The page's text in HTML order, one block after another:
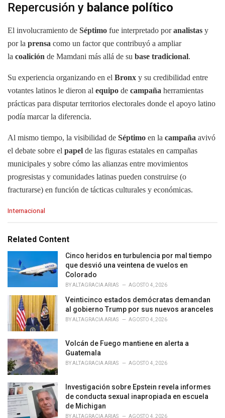
Repercusión y balance político
El involucramiento de Séptimo fue interpretado poranalistas y
por la prensa como un factor que contribuyó a ampliar
la coalición de Mamdani más allá de su base tradicional.
Su experiencia organizando en el Bronx y su credibilidad entre
votantes latinos le dieron al equipo de campaña herramientas
prácticas para disputar territorios electorales donde el apoyo latino
podía marcar la diferencia.
Al mismo tiempo, la visibilidad de Séptimo en la campaña avivó
el debate sobre el papel de las figuras estatales en campañas
municipales y sobre cómo las alianzas entre movimientos
progresistas y comunidades latinas pueden construirse (o
fracturarse) en función de tácticas culturales y económicas.
C
e
i
Internacional
Related Content
Cinco heridos en turbulencia por mal tiempo
que desvió una veintena de vuelos en
Colorado
BYALTAGRACIA ARIAS AGOSTO 4, 2026
Veinticinco estados demócratas demandan
al gobierno Trump por sus nuevos aranceles
BYALTAGRACIA ARIAS AGOSTO 4, 2026
Volcán de Fuego mantiene en alerta a
Guatemala
BYALTAGRACIA ARIAS AGOSTO 4, 2026
Investigación sobre Epstein revela informes
de conducta sexual inapropiada en escuela
de Michigan
BYALTAGRACIA ARIAS AGOSTO 4, 2026